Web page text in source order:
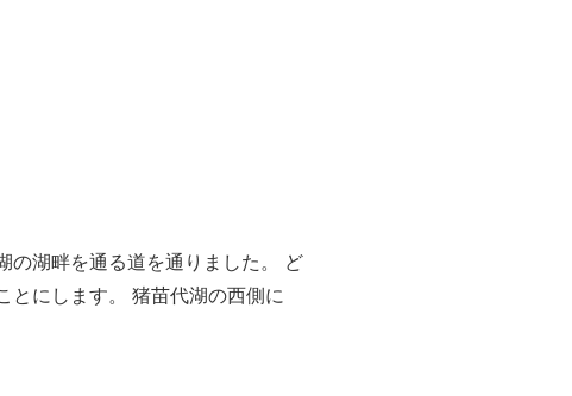
の湖畔を通る道を通りました。 ど
とにします。 猪苗代湖の西側に